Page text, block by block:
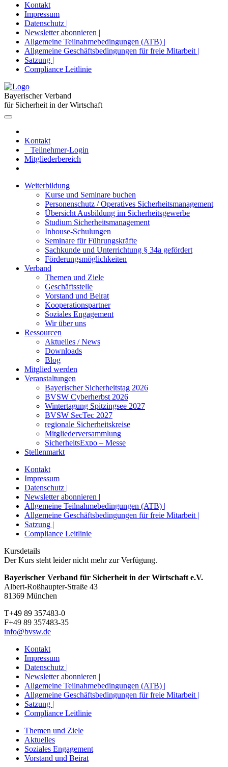
Kontakt
Impressum
Datenschutz |
Newsletter abonnieren |
Allgemeine Teilnahmebedingungen (ATB) |
Allgemeine Geschäftsbedingungen für freie Mitarbeit |
Satzung |
Compliance Leitlinie
Bayerischer Verband
für Sicherheit in der Wirtschaft
Kontakt
Teilnehmer-Login
Mitgliederbereich
Weiterbildung
Kurse und Seminare buchen
Personenschutz / Operatives Sicherheitsmanagement
Übersicht Ausbildung im Sicherheitsgewerbe
Studium Sicherheitsmanagement
Inhouse-Schulungen
Seminare für Führungskräfte
Sachkunde und Unterrichtung § 34a gefördert
Förderungsmöglichkeiten
Verband
Themen und Ziele
Geschäftsstelle
Vorstand und Beirat
Kooperationspartner
Soziales Engagement
Wir über uns
Ressourcen
Aktuelles / News
Downloads
Blog
Mitglied werden
Veranstaltungen
Bayerischer Sicherheitstag 2026
BVSW Cyberherbst 2026
Wintertagung Spitzingsee 2027
BVSW SecTec 2027
regionale Sicherheitskreise
Mitgliederversammlung
SicherheitsExpo – Messe
Stellenmarkt
Kontakt
Impressum
Datenschutz |
Newsletter abonnieren |
Allgemeine Teilnahmebedingungen (ATB) |
Allgemeine Geschäftsbedingungen für freie Mitarbeit |
Satzung |
Compliance Leitlinie
Kursdetails
Der Kurs steht leider nicht mehr zur Verfügung.
Bayerischer Verband für Sicherheit in der Wirtschaft e.V.
Albert-Roßhaupter-Straße 43
81369 München
T+49 89 357483-0
F+49 89 357483-35
info@bvsw.de
Kontakt
Impressum
Datenschutz |
Newsletter abonnieren |
Allgemeine Teilnahmebedingungen (ATB) |
Allgemeine Geschäftsbedingungen für freie Mitarbeit |
Satzung |
Compliance Leitlinie
Themen und Ziele
Aktuelles
Soziales Engagement
Vorstand und Beirat